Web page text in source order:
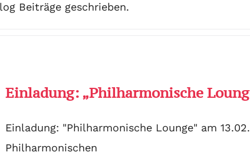
Beiträge geschrieben.
Einladung: „Philharmonische
Einladung: "Philharmonische Lounge" am
Philharmonischen